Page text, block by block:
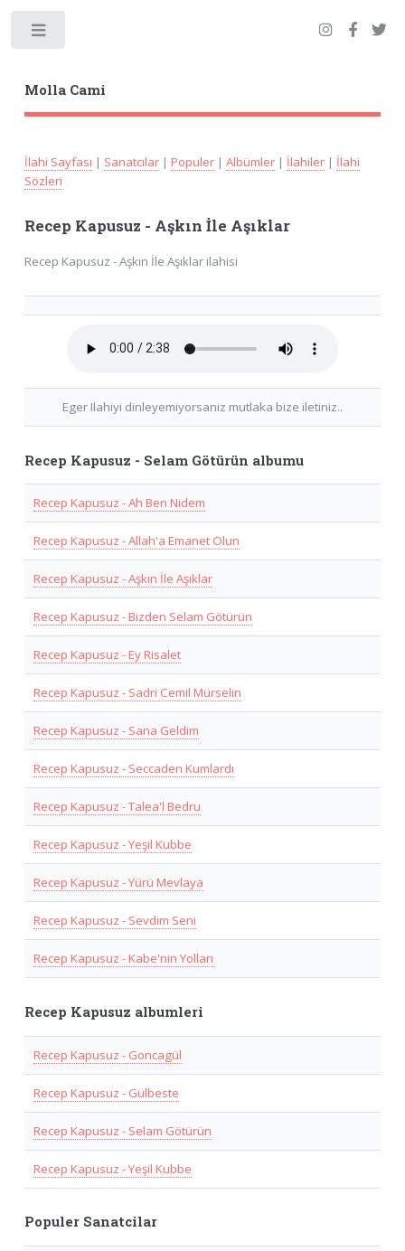
Molla Cami
İlahi Sayfası | Sanatcılar| Populer| Albümler| İlahiler| İlahi
Sözleri
Recep Kapusuz - Aşkın İle Aşıklar
Recep Kapusuz - Aşkın İle Aşıklar ilahisi
Eger Ilahiyi dinleyemiyorsaniz mutlaka bize iletiniz..
Recep Kapusuz - Selam Götürün albumu
Recep Kapusuz - Ah Ben Nidem
Recep Kapusuz - Allah'a Emanet Olun
Recep Kapusuz - Aşkın İle Aşıklar
Recep Kapusuz - Bizden Selam Götürün
Recep Kapusuz - Ey Risalet
Recep Kapusuz - Sadri Cemil Mürselin
Recep Kapusuz - Sana Geldim
Recep Kapusuz - Seccaden Kumlardı
Recep Kapusuz - Talea'l Bedru
Recep Kapusuz - Yeşil Kubbe
Recep Kapusuz - Yürü Mevlaya
Recep Kapusuz - Sevdim Seni
Recep Kapusuz - Kabe'nin Yolları
Recep Kapusuz albumleri
Recep Kapusuz - Goncagül
Recep Kapusuz - Gülbeste
Recep Kapusuz - Selam Götürün
Recep Kapusuz - Yeşil Kubbe
Populer Sanatcilar